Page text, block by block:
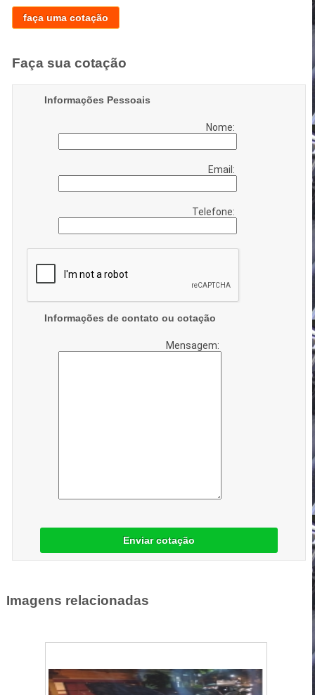
faça uma cotação
Faça sua cotação
Informações Pessoais
Nome:
Email:
Telefone:
Informações de contato ou cotação
Mensagem:
Enviar cotação
Imagens relacionadas